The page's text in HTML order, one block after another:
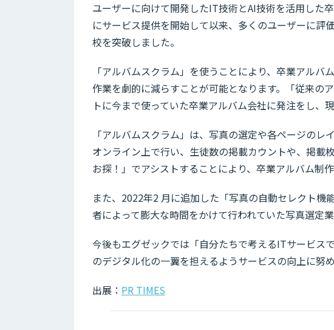
ユーザーに向けて開発したIT技術とAI技術を活用した
にサービス提供を開始して以来、多くのユーザーに
校を突破しました。
「アルバムスクラム」を使うことにより、卒業アル
作業を劇的に減らすことが可能となります。「従来の
トに今まで使っていた卒業アルバム会社に発注をし、
「アルバムスクラム」は、写真の選定や各ページの
オンライン上で行い、生徒数の掲載カウントや、掲載
お探！」でアシストすることにより、卒業アルバム制
また、2022年2 月に追加した「写真の自動セレクト
者によって膨大な時間をかけて行われていた写真選定
今後もエグゼックでは「自分たちで考えるITサービス
のデジタル化の一翼を担えるようサービスの向上に努
出展： PR TIMES